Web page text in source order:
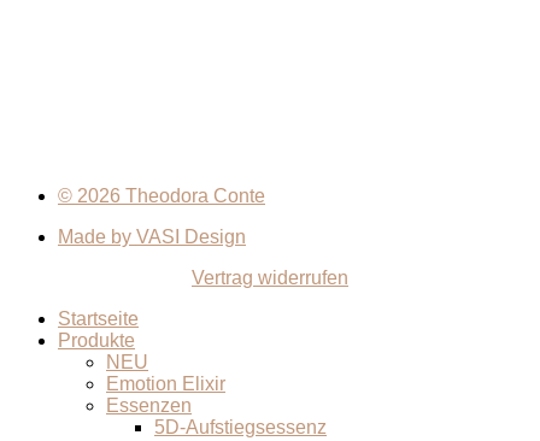
© 2026 Theodora Conte
Made by VASI Design
Vertrag widerrufen
Startseite
Produkte
NEU
Emotion Elixir
Essenzen
5D-Aufstiegsessenz